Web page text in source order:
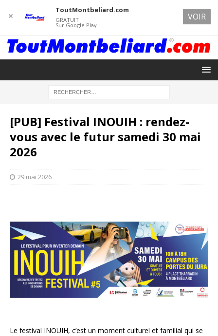
[PUB] Festival INOUIH : rendez-
vous avec le futur samedi 30 mai
2026
29 mai 2026
Le festival INOUIH, c’est un moment culturel et familial qui se
✕
ToutMontbeliard.com
GRATUIT
Sur Google Play
VOIR